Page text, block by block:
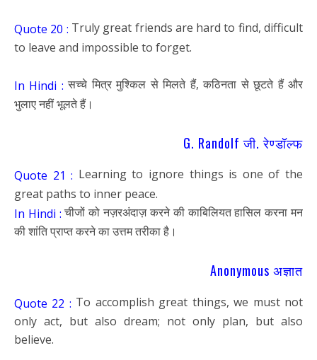
Quote 20 : Truly great friends are hard to find, difficult
to leave and impossible to forget.
In Hindi : सच्चे मित्र मुश्किल से मिलते हैं, कठिनता से छूटते हैं और
भुलाए नहीं भूलते हैं।
G. Randolf जी. रेण्डॉल्फ
Quote 21 : Learning to ignore things is one of the
great paths to inner peace.
In Hindi :चीजों को नज़रअंदाज़ करने की काबिलियत हासिल करना मन
की शांति प्राप्त करने का उत्तम तरीका है।
Anonymous अज्ञात
Quote 22 : To accomplish great things, we must not
only act, but also dream; not only plan, but also
believe.